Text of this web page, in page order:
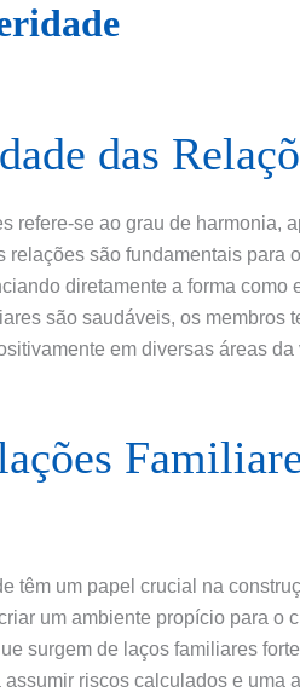
das
refere-se ao grau de harmonia,
relações são fundamentais para
diretamente a forma como
são saudáveis, os membros
em diversas áreas
têm um papel crucial na
um ambiente propício para o
surgem de laços familiares
riscos calculados e uma